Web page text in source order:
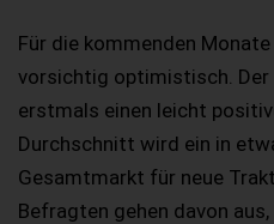
Für die kommenden
vorsichtig optimistisch.
erstmals einen leicht
Durchschnitt wird ein in
Gesamtmarkt für neue
Befragten gehen davon